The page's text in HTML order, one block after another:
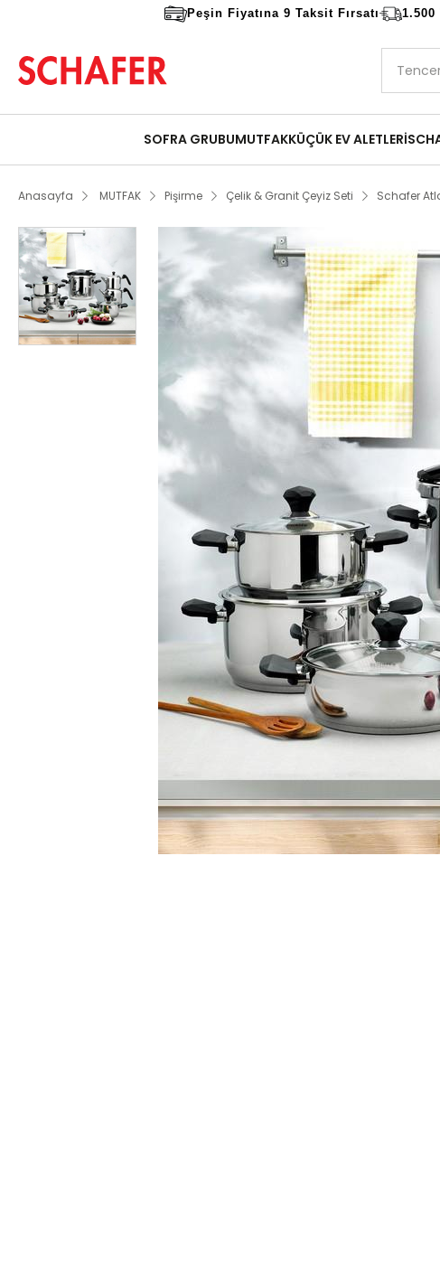
Peşin Fiyatına 9 Taksit Fırsatı
SOFRA GRUBUMUTFAKKÜÇÜK EV ALETLERİ
Anasayfa MUTFAK Pişirme Çelik & Granit Çeyiz Seti Schafer